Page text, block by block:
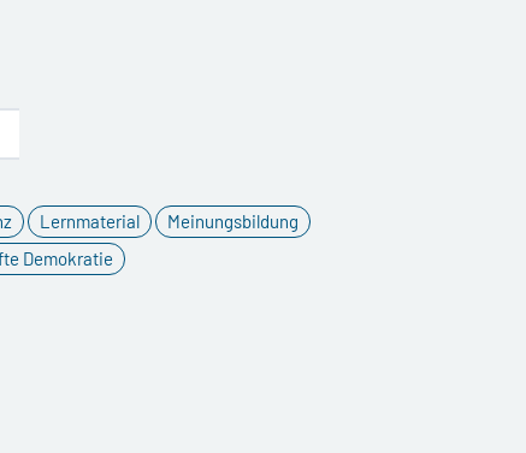
Lernmaterial
Meinungsbildung
Demokratie